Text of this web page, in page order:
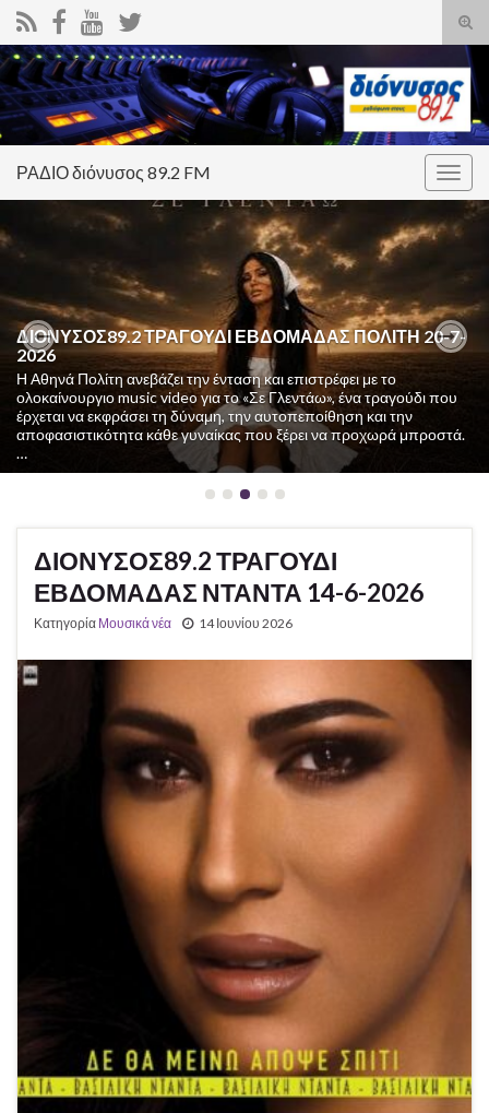
Search for:
ΡΑΔΙΟ διόνυσος 89.2 FM
ΔΙΟΝΥΣΟΣ89.2 ΤΡΑΓΟΥΔΙ ΕΒΔΟΜΑΔΑΣ ΠΟΛΙΤΗ 20-7-
2026
Η Αθηνά Πολίτη ανεβάζει την ένταση και επιστρέφει με το
ολοκαίνουργιο music video για το «Σε Γλεντάω», ένα τραγούδι που
έρχεται να εκφράσει τη δύναμη, την αυτοπεποίθηση και την
αποφασιστικότητα κάθε γυναίκας που ξέρει να προχωρά μπροστά.
…
Previous
ΔΙΟΝΥΣΟΣ89.2 ΤΡΑΓΟΥΔΙ
ΕΒΔΟΜΑΔΑΣ ΝΤΑΝΤΑ 14-6-2026
Κατηγορία Μουσικά νέα 14 Ιουνίου 2026